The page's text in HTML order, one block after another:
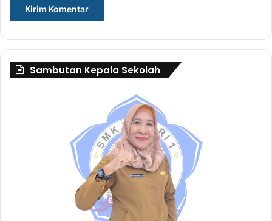
Sambutan Kepala Sekolah